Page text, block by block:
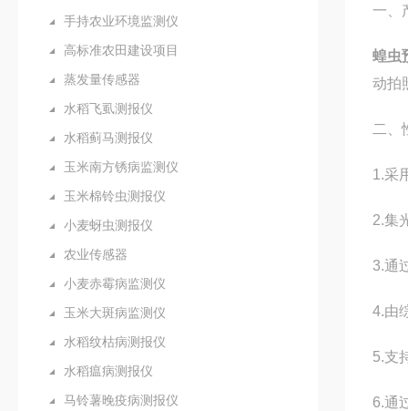
手持农业环境监测仪
高标准农田建设项目
蒸发量传感器
水稻飞虱测报仪
水稻蓟马测报仪
玉米南方锈病监测仪
玉米棉铃虫测报仪
小麦蚜虫测报仪
农业传感器
小麦赤霉病监测仪
玉米大斑病监测仪
水稻纹枯病测报仪
水稻瘟病测报仪
马铃薯晚疫病测报仪
一、
蝗虫
动拍
二、
1.采
2.集
3.通
4.由
5.支
6.通